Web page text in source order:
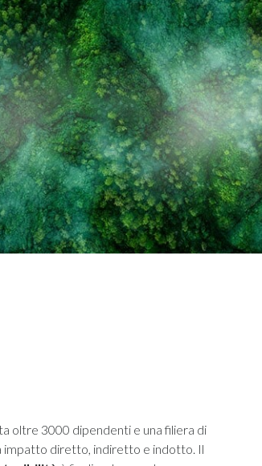
oltre 3000 dipendenti e una filiera di
impatto diretto, indiretto e indotto. Il